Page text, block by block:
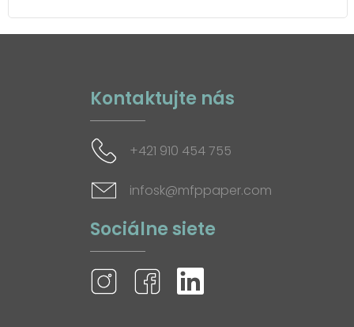
Kontaktujte nás
+421 910 454 755
infosk@mfppaper.com
Sociálne siete